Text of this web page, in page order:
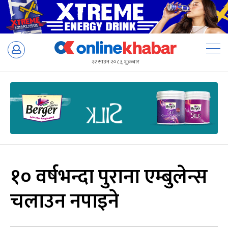
Skip
२२ साउन २०८३, शुक्रबार
१० वर्षभन्दा पुराना एम्बुलेन्स
चलाउन नपाइने